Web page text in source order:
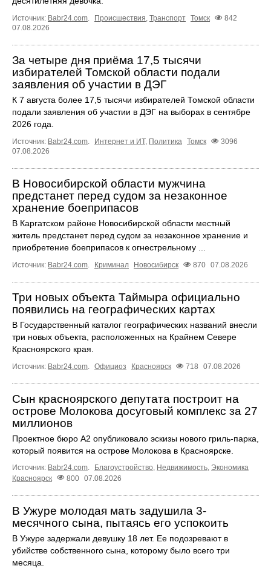
Источник: Babr24.com. Происшествия, Транспорт Томск
842
07.08.2026
За четыре дня приёма 17,5 тысячи
избирателей Томской области подали
заявления об участии в ДЭГ
К 7 августа более 17,5 тысячи избирателей Томской области
подали заявления об участии в ДЭГ на выборах в сентябре
2026 года.
Источник: Babr24.com. Интернет и ИТ, Политика Томск
3096
07.08.2026
В Новосибирской области мужчина
предстанет перед судом за незаконное
хранение боеприпасов
В Каргатском районе Новосибирской области местный
житель предстанет перед судом за незаконное хранение и
приобретение боеприпасов к огнестрельному ...
Источник: Babr24.com. Криминал Новосибирск 870 07.08.2026
Три новых объекта Таймыра официально
появились на географических картах
В Государственный каталог географических названий внесли
три новых объекта, расположенных на Крайнем Севере
Красноярского края.
Источник: Babr24.com. Официоз Красноярск 718 07.08.2026
Сын красноярского депутата построит на
острове Молокова досуговый комплекс за 27
миллионов
Проектное бюро А2 опубликовало эскизы нового гриль-парка,
который появится на острове Молокова в Красноярске.
Источник: Babr24.com. Благоустройство, Недвижимость, Экономика
Красноярск
800 07.08.2026
В Ужуре молодая мать задушила 3-
месячного сына, пытаясь его успокоить
В Ужуре задержали девушку 18 лет. Ее подозревают в
убийстве собственного сына, которому было всего три
месяца.